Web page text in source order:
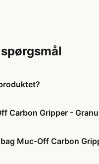
Carbon Gripper -
Muc-Off Carbon